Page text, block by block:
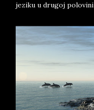
jeziku u drugoj polovini